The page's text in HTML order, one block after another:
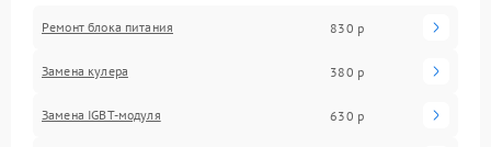
Ремонт блока питания 830 р
Замена кулера 380 р
Замена IGBT-модуля 630 р